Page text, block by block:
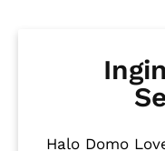
Halo Domo